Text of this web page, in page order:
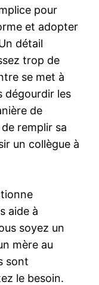
pour
et adopter
détail
trop de
se met à
dégourdir les
de
remplir sa
un collègue à
aide à
soyez un
mère au
sont
le besoin.